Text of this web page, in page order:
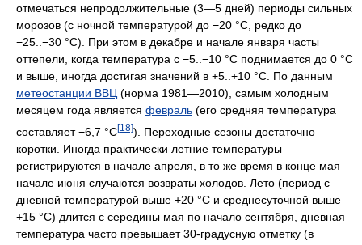
отмечаться непродолжительные (3—5 дней) периоды сильных
морозов (с ночной температурой до −20 °C, редко до
−25..−30 °C). При этом в декабре и начале января часты
оттепели, когда температура с −5..−10 °C поднимается до 0 °C
и выше, иногда достигая значений в +5..+10 °C. По данным
метеостанции ВВЦ (норма 1981—2010), самым холодным
месяцем года является февраль (его средняя температура
составляет −6,7 °C[18]). Переходные сезоны достаточно
коротки. Иногда практически летние температуры
регистрируются в начале апреля, в то же время в конце мая —
начале июня случаются возвраты холодов. Лето (период с
дневной температурой выше +20 °C и среднесуточной выше
+15 °C) длится с середины мая по начало сентября, дневная
температура часто превышает 30-градусную отметку (в